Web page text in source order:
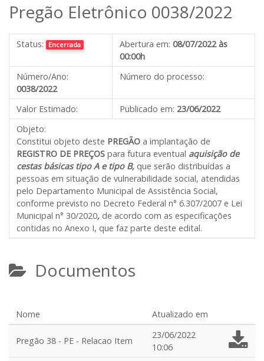
Pregão Eletrônico 0038/2022
Status: Encerrada Abertura em: 08/07/2022 às
00:00h
Número/Ano:
0038/2022
Número do processo:
Valor Estimado: Publicado em: 23/06/2022
Objeto:
Constitui objeto deste PREGÃO a implantação de
REGISTRO DE PREÇOS para futura eventual aquisição de
cestas básicas tipo A e tipo B, que serão distribuídas a
pessoas em situação de vulnerabilidade social, atendidas
pelo Departamento Municipal de Assistência Social,
conforme previsto no Decreto Federal n° 6.307/2007 e Lei
Municipal n° 30/2020, de acordo com as especificações
contidas no Anexo I, que faz parte deste edital.
Documentos
Nome Atualizado em
Pregão 38 - PE - Relacao Item
23/06/2022
10:06